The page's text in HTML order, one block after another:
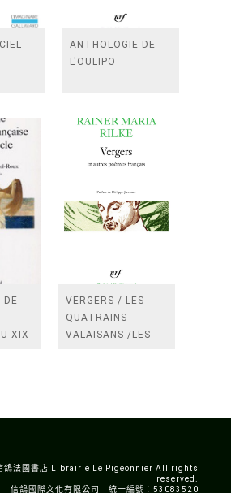
ANTHOLOGIE DE
L'OULIPO
DE
XIX
VERGERS / LES
QUATRAINS
VALAISANS /LES
鴿法國書店 Librairie Le Pigeonnier All rights
reserved.
信鴿國際文化有限公司 統一編號：53083520